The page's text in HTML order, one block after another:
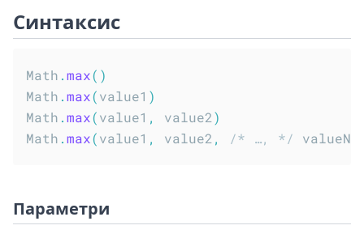
Синтаксис
Math .max( )
Math .max(value1 )
Math .max(value1 , value2)
Math .max(value1 , value2 , /* …, */ valueN
Параметри